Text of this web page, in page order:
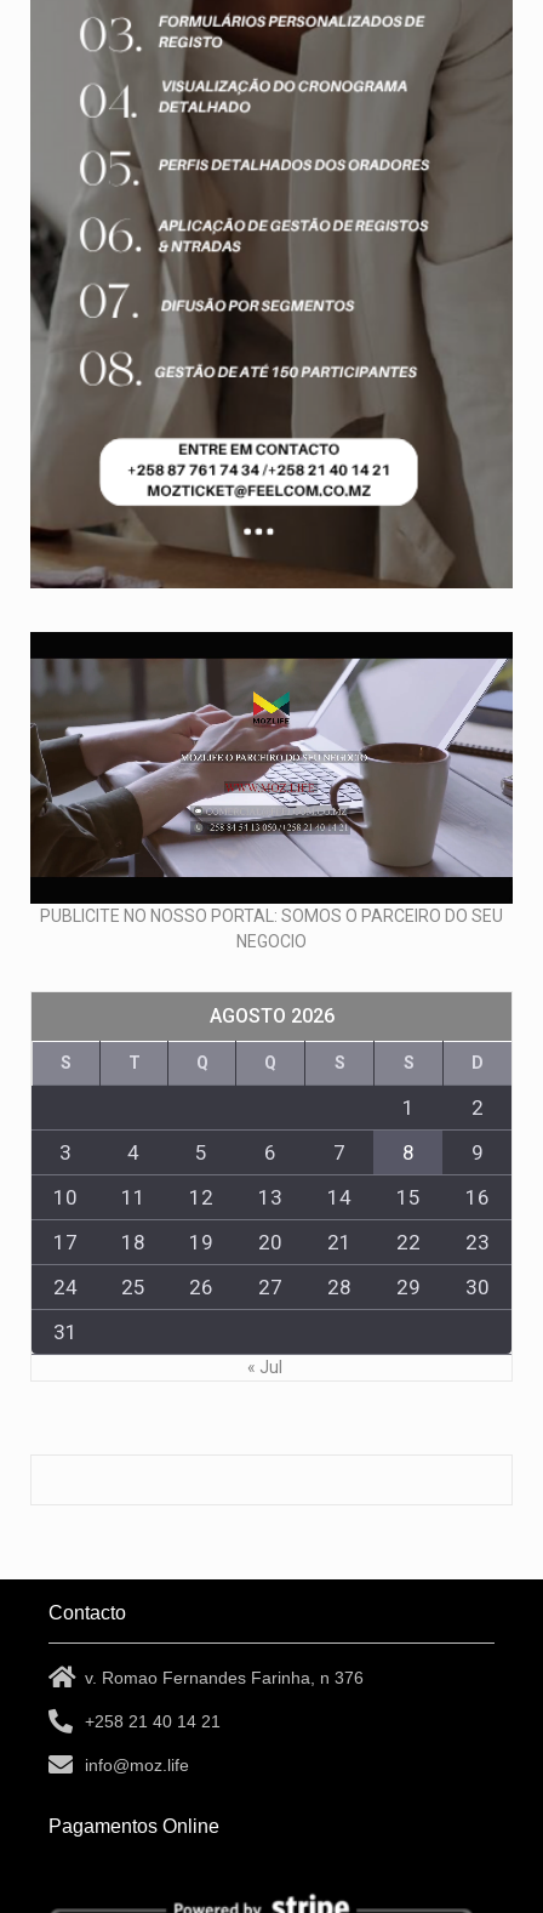
PUBLICITE NO NOSSO PORTAL: SOMOS O PARCEIRO DO SEU
NEGOCIO
AGOSTO 2026
S T Q Q S S D
1
2
3
4 5 6 7 8
9
10
11 12 13 14 15
16
17
18 19 20 21 22
23
24
25 26 27 28 29
30
31
« Jul
Contacto
v. Romao Fernandes Farinha, n 376
+258 21 40 14 21
info@moz.life
Pagamentos Online